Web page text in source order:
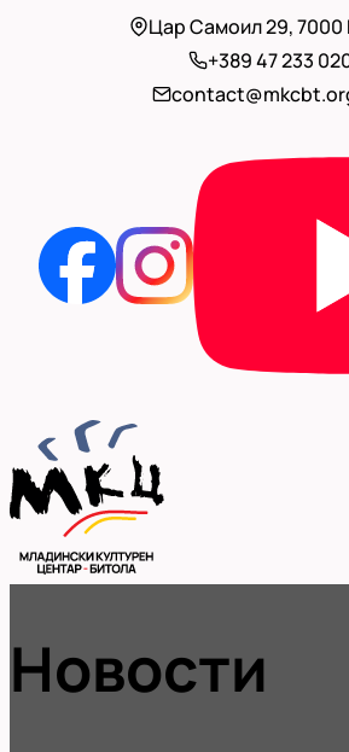
Цар Самоил 29, 7000
+389 47 233
Новости